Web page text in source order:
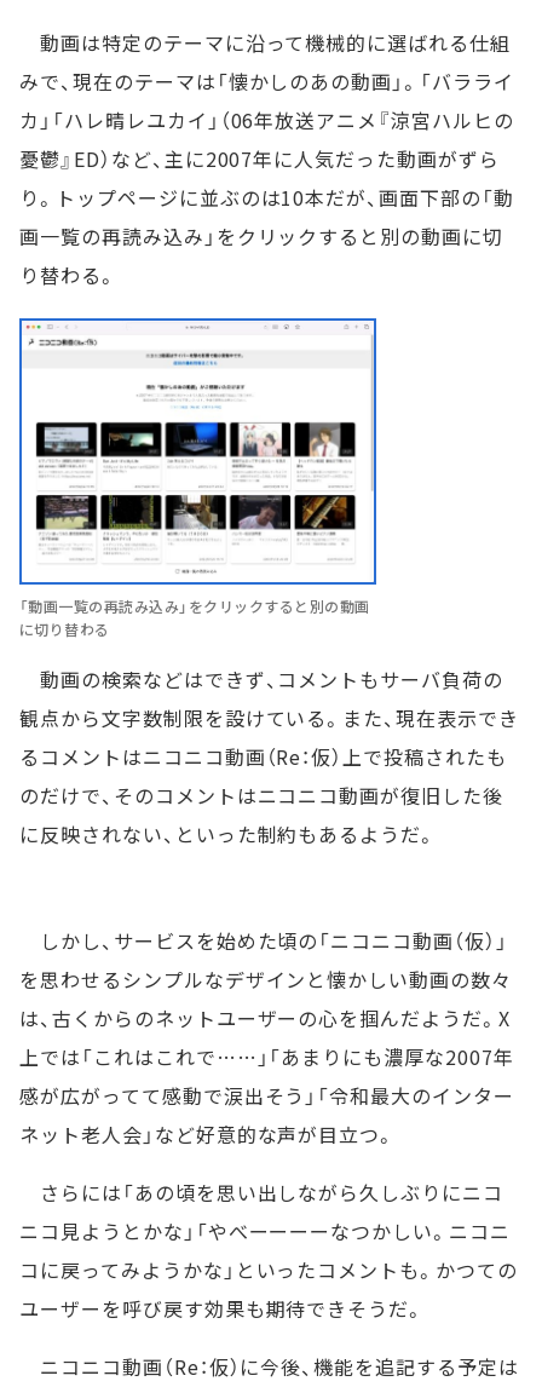
動画は特定のテーマに沿って機械的に選ばれる仕組
みで、現在のテーマは「懐かしのあの動画」。「バラライ
カ」「ハレ晴レユカイ」（06年放送アニメ『涼宮ハルヒの
憂鬱』ED）など、主に2007年に人気だった動画がずら
り。トップページに並ぶのは10本だが、画面下部の「動
画一覧の再読み込み」をクリックすると別の動画に切
り替わる。
「動画一覧の再読み込み」をクリックすると別の動画
に切り替わる
動画の検索などはできず、コメントもサーバ負荷の
観点から文字数制限を設けている。また、現在表示でき
るコメントはニコニコ動画（Re：仮）上で投稿されたも
のだけで、そのコメントはニコニコ動画が復旧した後
に反映されない、といった制約もあるようだ。
しかし、サービスを始めた頃の「ニコニコ動画（仮）」
を思わせるシンプルなデザインと懐かしい動画の数々
は、古くからのネットユーザーの心を掴んだようだ。X
上では「これはこれで……」「あまりにも濃厚な2007年
感が広がってて感動で涙出そう」「令和最大のインター
ネット老人会」など好意的な声が目立つ。
さらには「あの頃を思い出しながら久しぶりにニコ
ニコ見ようとかな」「やべーーーーなつかしい。ニコニ
コに戻ってみようかな」といったコメントも。かつての
ユーザーを呼び戻す効果も期待できそうだ。
ニコニコ動画（Re：仮）に今後、機能を追記する予定は